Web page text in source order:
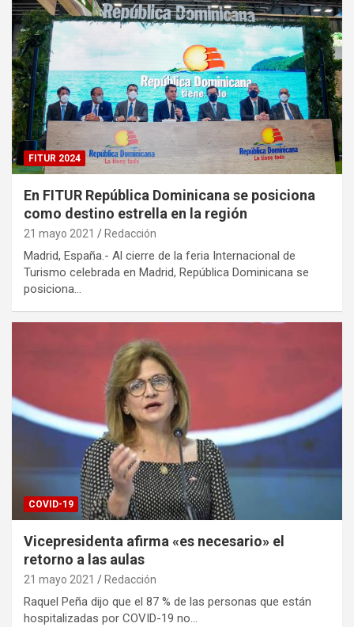
FITUR 2024
En FITUR República Dominicana se posiciona
como destino estrella en la región
21 mayo 2021 Redacción
Madrid, España.- Al cierre de la feria Internacional de
Turismo celebrada en Madrid, República Dominicana se
posiciona…
COVID-19
Vicepresidenta afirma «es necesario» el
retorno a las aulas
21 mayo 2021 Redacción
Raquel Peña dijo que el 87 % de las personas que están
hospitalizadas por COVID-19 no…